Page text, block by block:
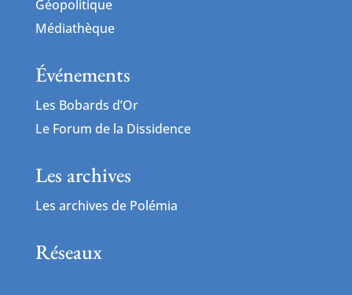
Géopolitique
Médiathèque
Événements
Les Bobards d’Or
Le Forum de la Dissidence
Les archives
Les archives de Polémia
Réseaux